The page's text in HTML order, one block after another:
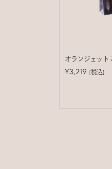
オランジェット
¥3,219 (税込)